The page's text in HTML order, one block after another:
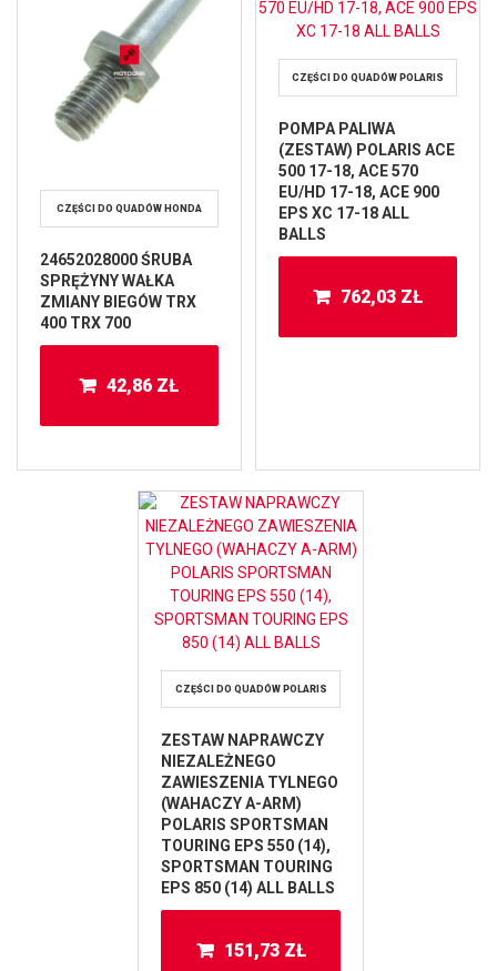
CZĘŚCI DO QUADÓW HONDA
24652028000 ŚRUBA
SPRĘŻYNY WAŁKA
ZMIANY BIEGÓW TRX
400 TRX 700
42,86 ZŁ
CZĘŚCI DO QUADÓW POLARIS
POMPA PALIWA
(ZESTAW) POLARIS ACE
500 17-18, ACE 570
EU/HD 17-18, ACE 900
EPS XC 17-18 ALL
BALLS
762,03 ZŁ
CZĘŚCI DO QUADÓW POLARIS
ZESTAW NAPRAWCZY
NIEZALEŻNEGO
ZAWIESZENIA TYLNEGO
(WAHACZY A-ARM)
POLARIS SPORTSMAN
TOURING EPS 550 (14),
SPORTSMAN TOURING
EPS 850 (14) ALL BALLS
151,73 ZŁ